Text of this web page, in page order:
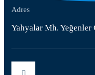
Adres
Yahyalar Mh. Yeğenler